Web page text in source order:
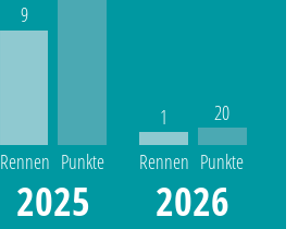
9
Rennen Punkte
2025
1
Rennen
20
Punkte
2026